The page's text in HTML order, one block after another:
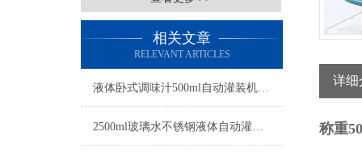
相关文章
RELEVANT ARTICLES
液体卧式调味汁500ml自动灌装机工厂生产
2500ml玻璃水不锈钢液体自动灌装机操作简单
详细
称重